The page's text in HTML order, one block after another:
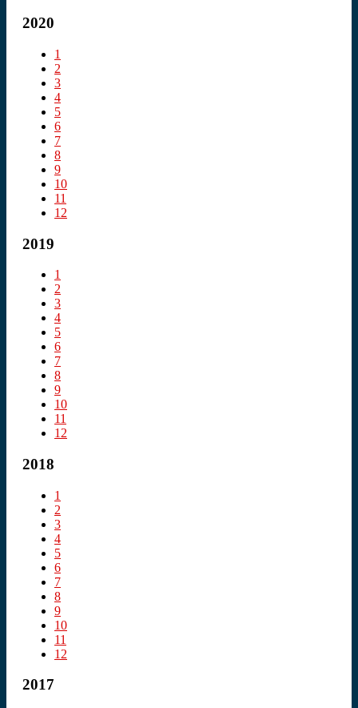
2020
1
2
3
4
5
6
7
8
9
10
11
12
2019
1
2
3
4
5
6
7
8
9
10
11
12
2018
1
2
3
4
5
6
7
8
9
10
11
12
2017